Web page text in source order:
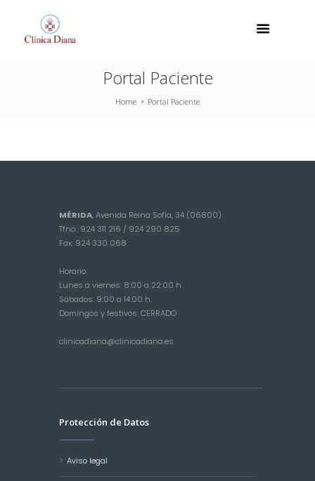
Portal Paciente
Home Portal Paciente
MÉRIDA, Avenida Reina Sofía, 34 (06800)
Tfno.: 924 311 216 / 924 290 825
Fax: 924 330 068
Horario:
Lunes a viernes: 8:00 a 22:00 h.
Sábados: 9:00 a 14:00 h.
Domingos y festivos: CERRADO
clinicadiana@clinicadiana.es
Protección de Datos
Aviso legal